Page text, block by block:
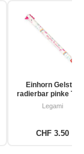
Einhorn Gelstift
radierbar pinke
Legami
CHF 3.50